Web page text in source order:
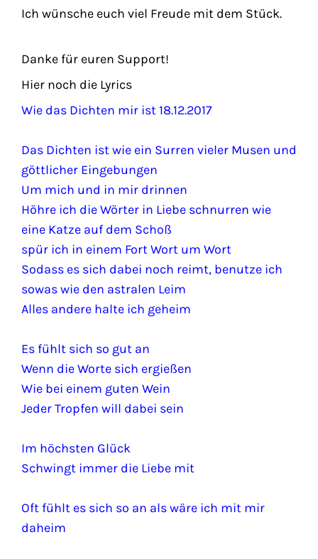
Ich wünsche euch viel Freude mit dem Stück.
Danke für euren Support!
Hier noch die Lyrics
Wie das Dichten mir ist 18.12.2017
Das Dichten ist wie ein Surren vieler Musen und
göttlicher Eingebungen
Um mich und in mir drinnen
Höhre ich die Wörter in Liebe schnurren wie
eine Katze auf dem Schoß
spür ich in einem Fort Wort um Wort
Sodass es sich dabei noch reimt, benutze ich
sowas wie den astralen Leim
Alles andere halte ich geheim
Es fühlt sich so gut an
Wenn die Worte sich ergießen
Wie bei einem guten Wein
Jeder Tropfen will dabei sein
Im höchsten Glück
Schwingt immer die Liebe mit
Oft fühlt es sich so an als wäre ich mit mir
daheim